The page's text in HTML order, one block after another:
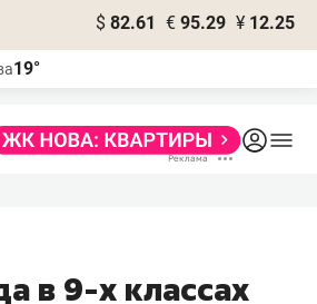
$ 82.61 € 95.29 ¥ 12.25
19°
в 9-х классах